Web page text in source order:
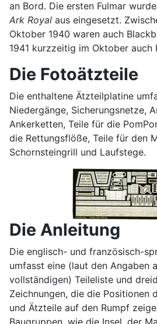
an Bord. Die ersten Fulmar
Ark Royal aus eingesetzt.
Oktober 1940 waren auch
1941 kurzzeitig im Oktober auch
Die Fotoätzteile
Die enthaltene Ätzteilplatine
Niedergänge, Sicherungsnetze,
Ankerketten, Teile für die
die Rettungsflöße, Teile für den
Schornsteingrill und Laufstege.
Die Anleitung
Die englisch- und französisch-
umfasst eine (laut den Angaben
vollständigen) Teileliste und
Zeichnungen, die die Positionen
und Ätzteile auf den Rumpf
Baugruppen, wie die Insel, der